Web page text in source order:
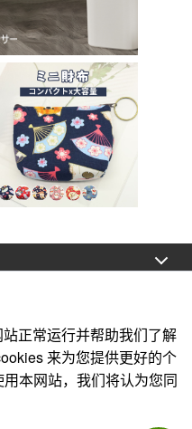
正常运行并帮助我们了解
来为您提供更好的个
本网站，我们将认为您同